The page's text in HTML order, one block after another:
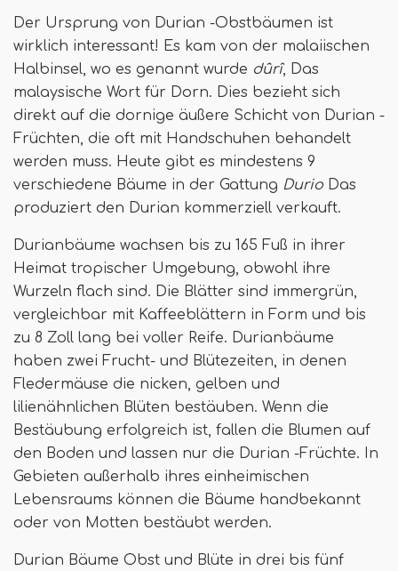
Der Ursprung von Durian -Obstbäumen ist
wirklich interessant! Es kam von der malaiischen
Halbinsel, wo es genannt wurde dûrî, Das
malaysische Wort für Dorn. Dies bezieht sich
direkt auf die dornige äußere Schicht von Durian -
Früchten, die oft mit Handschuhen behandelt
werden muss. Heute gibt es mindestens 9
verschiedene Bäume in der Gattung Durio Das
produziert den Durian kommerziell verkauft.
Durianbäume wachsen bis zu 165 Fuß in ihrer
Heimat tropischer Umgebung, obwohl ihre
Wurzeln flach sind. Die Blätter sind immergrün,
vergleichbar mit Kaffeeblättern in Form und bis
zu 8 Zoll lang bei voller Reife. Durianbäume
haben zwei Frucht- und Blütezeiten, in denen
Fledermäuse die nicken, gelben und
lilienähnlichen Blüten bestäuben. Wenn die
Bestäubung erfolgreich ist, fallen die Blumen auf
den Boden und lassen nur die Durian -Früchte. In
Gebieten außerhalb ihres einheimischen
Lebensraums können die Bäume handbekannt
oder von Motten bestäubt werden.
Durian Bäume Obst und Blüte in drei bis fünf